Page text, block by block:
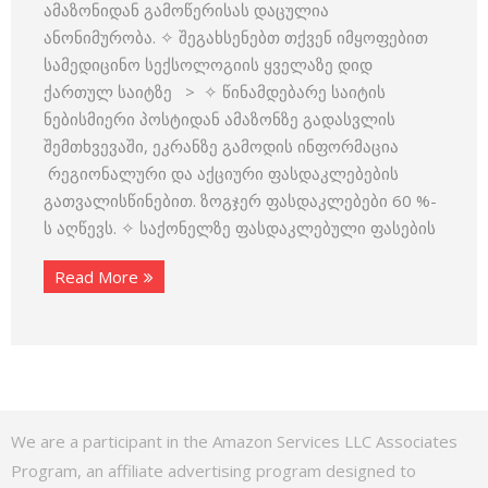
ამაზონიდან გამოწერისას დაცულია
ანონიმურობა. ✧ შეგახსენებთ თქვენ იმყოფებით
სამედიცინო სექსოლოგიის ყველაზე დიდ
ქართულ საიტზე > ✧ წინამდებარე საიტის
ნებისმიერი პოსტიდან ამაზონზე გადასვლის
შემთხვევაში, ეკრანზე გამოდის ინფორმაცია
რეგიონალური და აქციური ფასდაკლებების
გათვალისწინებით. ზოგჯერ ფასდაკლებები 60 %-
ს აღწევს. ✧ საქონელზე ფასდაკლებული ფასების
Read More
We are a participant in the Amazon Services LLC Associates
Program, an affiliate advertising program designed to